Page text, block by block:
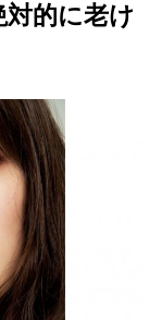
的に老け